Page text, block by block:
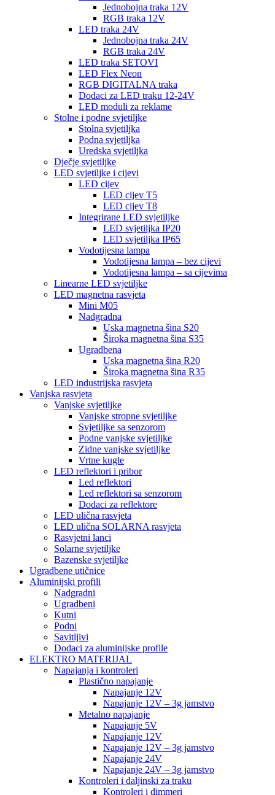
Jednobojna traka 12V
RGB traka 12V
LED traka 24V
Jednobojna traka 24V
RGB traka 24V
LED traka SETOVI
LED Flex Neon
RGB DIGITALNA traka
Dodaci za LED traku 12-24V
LED moduli za reklame
Stolne i podne svjetiljke
Stolna svjetiljka
Podna svjetiljka
Uredska svjetiljka
Dječje svjetiljke
LED svjetiljke i cijevi
LED cijev
LED cijev T5
LED cijev T8
Integrirane LED svjetiljke
LED svjetiljka IP20
LED svjetiljka IP65
Vodotijesna lampa
Vodotijesna lampa – bez cijevi
Vodotijesna lampa – sa cijevima
Linearne LED svjetiljke
LED magnetna rasvjeta
Mini M05
Nadgradna
Uska magnetna šina S20
Široka magnetna šina S35
Ugradbena
Uska magnetna šina R20
Široka magnetna šina R35
LED industrijska rasvjeta
Vanjska rasvjeta
Vanjske svjetiljke
Vanjske stropne svjetiljke
Svjetiljke sa senzorom
Podne vanjske svjetiljke
Zidne vanjske svjetiljke
Vrtne kugle
LED reflektori i pribor
Led reflektori
Led reflektori sa senzorom
Dodaci za reflektore
LED ulična rasvjeta
LED ulična SOLARNA rasvjeta
Rasvjetni lanci
Solarne svjetiljke
Bazenske svjetiljke
Ugradbene utičnice
Aluminijski profili
Nadgradni
Ugradbeni
Kutni
Podni
Savitljivi
Dodaci za aluminijske profile
ELEKTRO MATERIJAL
Napajanja i kontroleri
Plastično napajanje
Napajanje 12V
Napajanje 12V – 3g jamstvo
Metalno napajanje
Napajanje 5V
Napajanje 12V
Napajanje 12V – 3g jamstvo
Napajanje 24V
Napajanje 24V – 3g jamstvo
Kontroleri i daljinski za traku
Kontroleri i dimmeri